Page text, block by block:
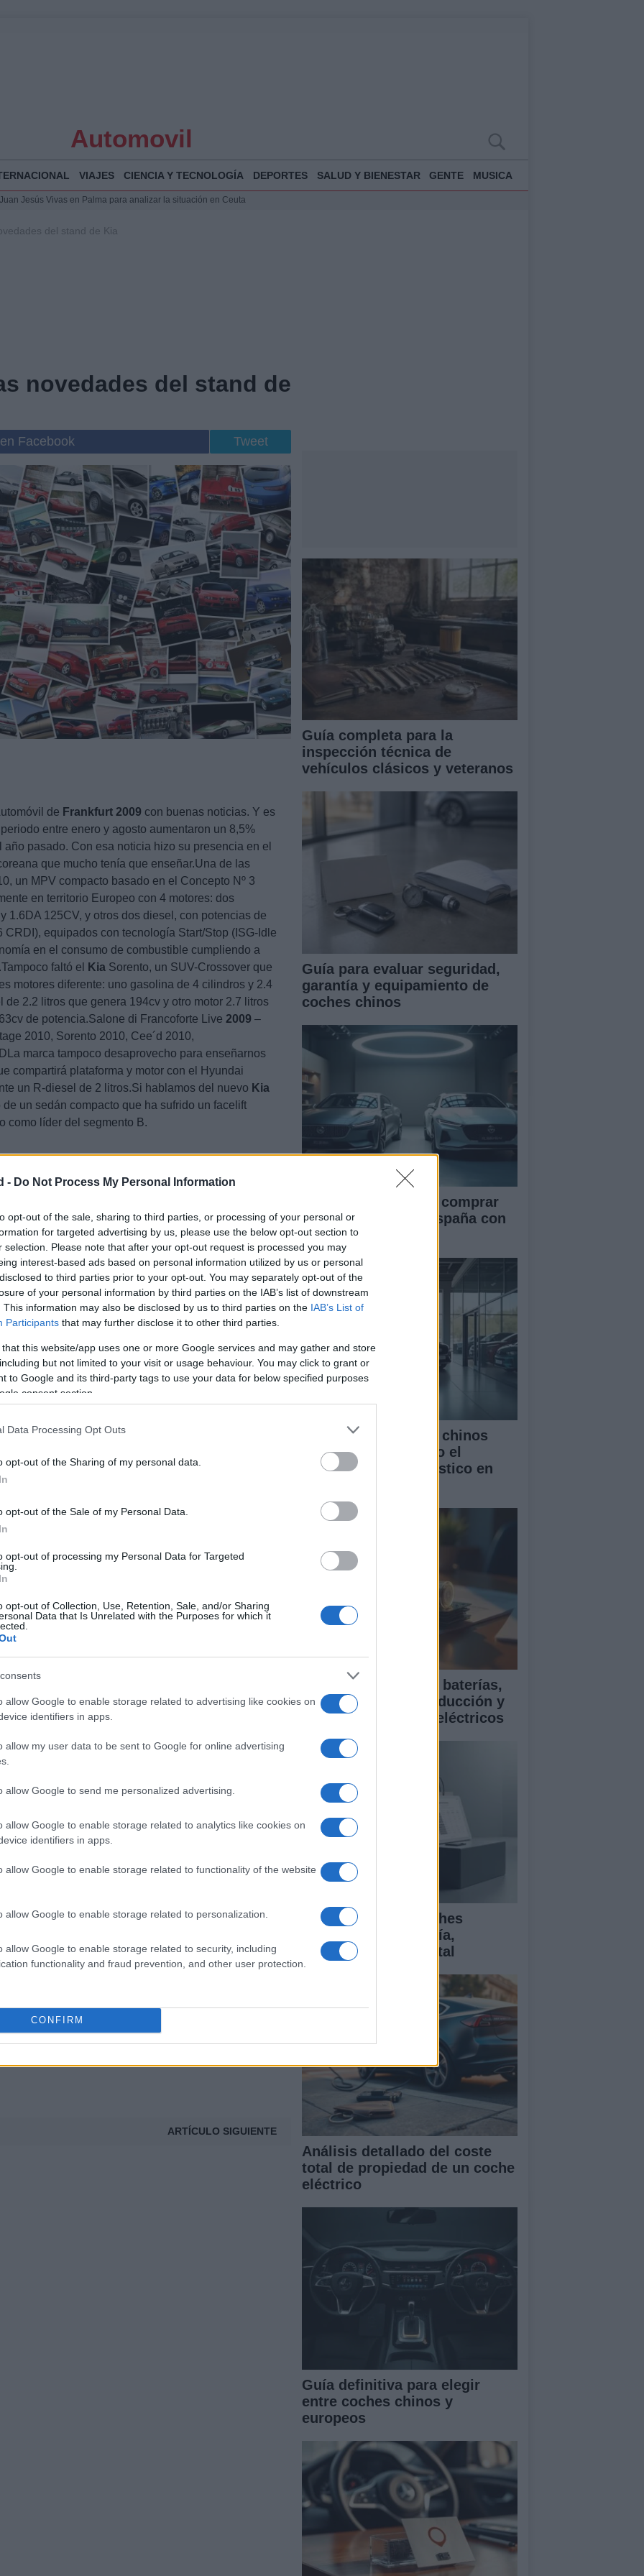
- Do Not Process My Personal Information
opt-out of the sale, sharing to third parties, or processing of your personal or
for targeted advertising by us, please use the below opt-out section to
selection. Please note that after your opt-out request is processed you may
interest-based ads based on personal information utilized by us or personal
to third parties prior to your opt-out. You may separately opt-out of the
of your personal information by third parties on the IAB’s list of downstream
This information may also be disclosed by us to third parties on the IAB’s List of
Participants that may further disclose it to other third parties.
that this website/app uses one or more Google services and may gather and store
but not limited to your visit or usage behaviour. You may click to grant or
to Google and its third-party tags to use your data for below specified purposes
consent section.
Data Processing Opt Outs
opt-out of the Sharing of my personal data.
opt-out of the Sale of my Personal Data.
opt-out of processing my Personal Data for Targeted
opt-out of Collection, Use, Retention, Sale, and/or Sharing
Data that Is Unrelated with the Purposes for which it
allow Google to enable storage related to advertising like cookies on
identifiers in apps.
allow my user data to be sent to Google for online advertising
allow Google to send me personalized advertising.
allow Google to enable storage related to analytics like cookies on
identifiers in apps.
allow Google to enable storage related to functionality of the website
allow Google to enable storage related to personalization.
allow Google to enable storage related to security, including
functionality and fraud prevention, and other user protection.
CONFIRM
Automovil
VIAJES CIENCIA Y TECNOLOGÍA DEPORTES SALUD Y BIENESTAR GENTE MUSICA
Jesús Vivas en Palma para analizar la situación en Ceuta
y humanitario en Ceuta tras la llegada masiva de migrantes
del stand de Kia
novedades del stand de
Facebook Tweet
de Frankfurt 2009 con buenas noticias. Y es
entre enero y agosto aumentaron un 8,5%
pasado. Con esa noticia hizo su presencia en el
que mucho tenía que enseñar.Una de las
un MPV compacto basado en el Concepto Nº 3
en territorio Europeo con 4 motores: dos
1.6DA 125CV, y otros dos diesel, con potencias de
CRDI), equipados con tecnología Start/Stop (ISG-Idle
en el consumo de combustible cumpliendo a
faltó el
Kia Sorento, un SUV-Crossover que
motores diferente: uno gasolina de 4 cilindros y 2.4
de 2.2 litros que genera 194cv y otro motor 2.7 litros
de potencia.Salone di Francoforte Live 2009 –
2010, Sorento 2010, Cee´d 2010,
marca tampoco desaprovecho para enseñarnos
compartirá plataforma y motor con el Hyundai
un R-diesel de 2 litros.Si hablamos del nuevo Kia
un sedán compacto que ha sufrido un facelift
como líder del segmento B.
con una parrilla nueva, paragolpes re-diseñado,
y nuevos faros antiniebla. Aspecto muy parecido
2010, diseñado por Peter Schreyer y que llevaba 2
FRANCFORT IAA FRANKFURT FRANKFURT 2009
ARTÍCULO SIGUIENTE
Guía completa para la
inspección técnica de
vehículos clásicos y veteranos
Guía para evaluar seguridad,
garantía y equipamiento de
coches chinos
Guía definitiva para comprar
coches chinos en España con
seguridad
Cómo los vehículos chinos
están transformando el
mercado automovilístico en
Guía para comparar baterías,
asistencias a la conducción y
garantía en coches eléctricos
Comparativa de coches
eléctricos: tecnología,
garantías y coste total
Análisis detallado del coste
total de propiedad de un coche
eléctrico
Guía definitiva para elegir
entre coches chinos y
europeos